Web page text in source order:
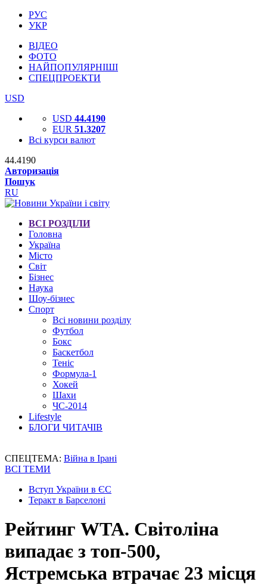
РУС
УКР
ВІДЕО
ФОТО
НАЙПОПУЛЯРНІШІ
СПЕЦПРОЕКТИ
USD
USD 44.4190
EUR 51.3207
Всі курси валют
44.4190
Авторизація
Пошук
RU
ВСІ РОЗДІЛИ
Головна
Україна
Місто
Світ
Бізнес
Наука
Шоу-бізнес
Спорт
Всі новини розділу
Футбол
Бокс
Баскетбол
Теніс
Формула-1
Хокей
Шахи
ЧС-2014
Lifestyle
БЛОГИ ЧИТАЧІВ
СПЕЦТЕМА: Війна в Ірані
ВСІ ТЕМИ
Вступ України в ЄС
Теракт в Барселоні
Рейтинг WTA. Світоліна
випадає з топ-500,
Ястремська втрачає 23 місця